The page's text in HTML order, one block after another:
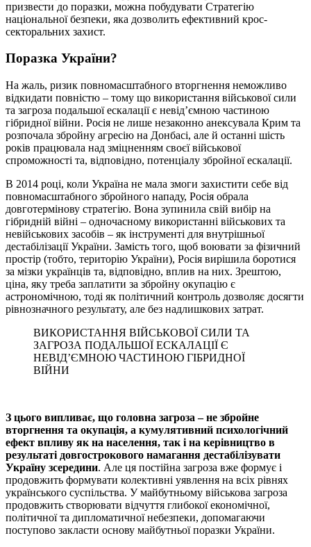
призвести до поразки, можна побудувати Стратегію
національної безпеки, яка дозволить ефективний крос-
секторальних захист.
Поразка України?
На жаль, ризик повномасштабного вторгнення неможливо
відкидати повністю – тому що використання військової сили
та загроза подальшої ескалації є невід’ємною частиною
гібридної війни. Росія не лише незаконно анексувала Крим та
розпочала збройну агресію на Донбасі, але й останні шість
років працювала над зміцненням своєї військової
спроможності та, відповідно, потенціалу збройної ескалації.
В 2014 році, коли Україна не мала змоги захистити себе від
повномасштабного збройного нападу, Росія обрала
довготермінову стратегію. Вона зупинила свій вибір на
гібридній війні – одночасному використанні військових та
невійськових засобів – як інструменті для внутрішньої
дестабілізації України. Замість того, щоб воювати за фізичний
простір (тобто, територію України), Росія вирішила боротися
за мізки українців та, відповідно, вплив на них. Зрештою,
ціна, яку треба заплатити за збройну окупацію є
астрономічною, тоді як політичний контроль дозволяє досягти
рівнозначного результату, але без надлишкових затрат.
ВИКОРИСТАННЯ ВІЙСЬКОВОЇ СИЛИ ТА
ЗАГРОЗА ПОДАЛЬШОЇ ЕСКАЛАЦІЇ Є
НЕВІД’ЄМНОЮ ЧАСТИНОЮ ГІБРИДНОЇ
ВІЙНИ
З цього випливає, що головна загроза – не збройне
вторгнення та окупація, а кумулятивний психологічний
ефект впливу як на населення, так і на керівництво в
результаті довгострокового намагання дестабілізувати
Україну зсередини. Але ця постійна загроза вже формує і
продовжить формувати колективні уявлення на всіх рівнях
українського суспільства. У майбутньому військова загроза
продовжить створювати відчуття глибокої економічної,
політичної та дипломатичної небезпеки, допомагаючи
поступово закласти основу майбутньої поразки України.